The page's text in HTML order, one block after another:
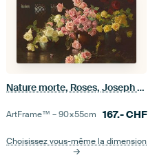
Nature morte, Roses, Joseph DeCamp
ArtFrame™ –90×55cm 167.-CHF
Choisissez vous-même la dimension